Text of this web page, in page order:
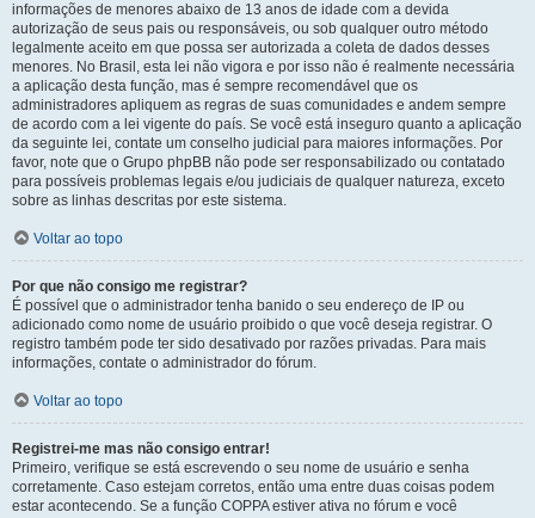
informações de menores abaixo de 13 anos de idade com a devida
autorização de seus pais ou responsáveis, ou sob qualquer outro método
legalmente aceito em que possa ser autorizada a coleta de dados desses
menores. No Brasil, esta lei não vigora e por isso não é realmente necessária
a aplicação desta função, mas é sempre recomendável que os
administradores apliquem as regras de suas comunidades e andem sempre
de acordo com a lei vigente do país. Se você está inseguro quanto a aplicação
da seguinte lei, contate um conselho judicial para maiores informações. Por
favor, note que o Grupo phpBB não pode ser responsabilizado ou contatado
para possíveis problemas legais e/ou judiciais de qualquer natureza, exceto
sobre as linhas descritas por este sistema.
Voltar ao topo
Por que não consigo me registrar?
É possível que o administrador tenha banido o seu endereço de IP ou
adicionado como nome de usuário proibido o que você deseja registrar. O
registro também pode ter sido desativado por razões privadas. Para mais
informações, contate o administrador do fórum.
Voltar ao topo
Registrei-me mas não consigo entrar!
Primeiro, verifique se está escrevendo o seu nome de usuário e senha
corretamente. Caso estejam corretos, então uma entre duas coisas podem
estar acontecendo. Se a função COPPA estiver ativa no fórum e você